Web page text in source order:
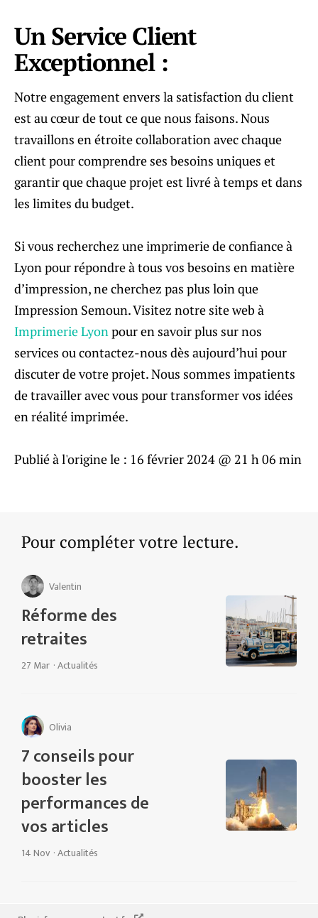
Un Service Client
Exceptionnel :
Notre engagement envers la satisfaction du client
est au cœur de tout ce que nous faisons. Nous
travaillons en étroite collaboration avec chaque
client pour comprendre ses besoins uniques et
garantir que chaque projet est livré à temps et dans
les limites du budget.
Si vous recherchez une imprimerie de confiance à
Lyon pour répondre à tous vos besoins en matière
d’impression, ne cherchez pas plus loin que
Impression Semoun. Visitez notre site web à
Imprimerie Lyonpour en savoir plus sur nos
services ou contactez-nous dès aujourd’hui pour
discuter de votre projet. Nous sommes impatients
de travailler avec vous pour transformer vos idées
en réalité imprimée.
Publié à l'origine le : 16 février 2024 @ 21 h 06 min
Pour compléter votre lecture.
Valentin
Réforme des
retraites
27 Mar ·Actualités
Olivia
7 conseils pour
booster les
performances de
vos articles
14 Nov ·Actualités